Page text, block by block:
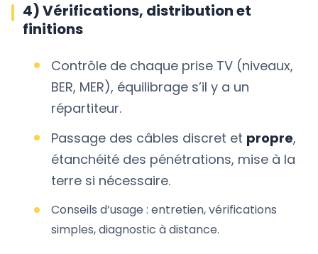
4) Vérifications, distribution et
finitions
Contrôle de chaque prise TV (niveaux,
BER, MER), équilibrage s’il y a un
répartiteur.
Passage des câbles discret et propre,
étanchéité des pénétrations, mise à la
terre si nécessaire.
Conseils d’usage : entretien, vérifications
simples, diagnostic à distance.